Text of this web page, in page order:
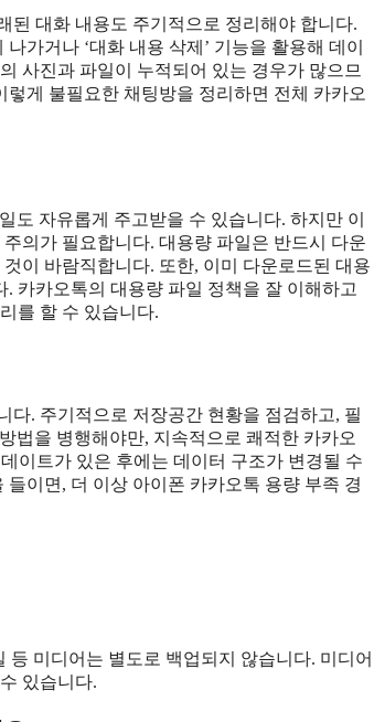
된 대화 내용도 주기적으로 정리해야 합니다.
가거나 ‘대화 내용 삭제’ 기능을 활용해 데이
사진과 파일이 누적되어 있는 경우가 많으므
게 불필요한 채팅방을 정리하면 전체 카카오
도 자유롭게 주고받을 수 있습니다. 하지만 이
의가 필요합니다. 대용량 파일은 반드시 다운
이 바람직합니다. 또한, 이미 다운로드된 대용
카카오톡의 대용량 파일 정책을 잘 이해하고
를 할 수 있습니다.
다. 주기적으로 저장공간 현황을 점검하고, 필
법을 병행해야만, 지속적으로 쾌적한 카카오
이트가 있은 후에는 데이터 구조가 변경될 수
이면, 더 이상 아이폰 카카오톡 용량 부족 경
등 미디어는 별도로 백업되지 않습니다. 미디어
있습니다.